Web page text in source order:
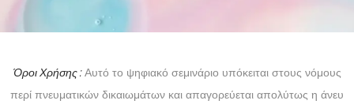
Όροι Χρήσης :Αυτό το ψηφιακό σεμινάριο υπόκειται στους νόμους
περί πνευματικών δικαιωμάτων και απαγορεύεται απολύτως η άνευ